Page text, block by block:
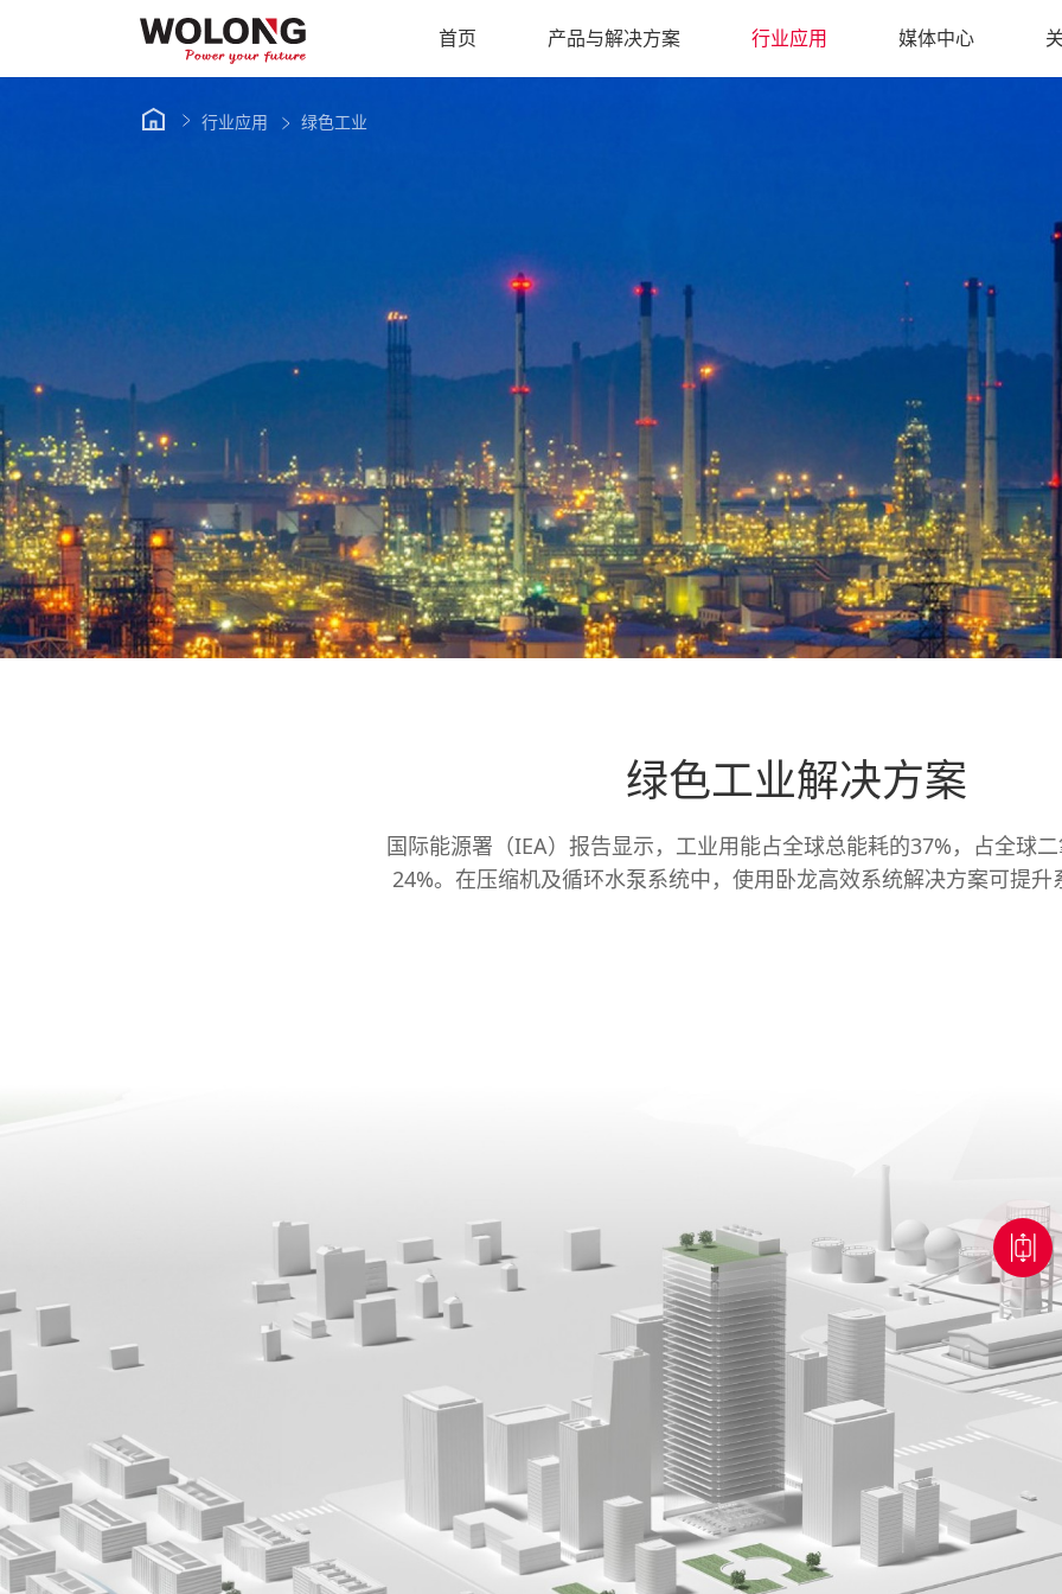
首页 产品与解决方案 行业应用 媒体中心
行业应用 绿色工业
绿色工业解决方案
国际能源署（IEA）报告显示，工业用能占全球总能耗的37%，占全球
24%。在压缩机及循环水泵系统中，使用卧龙高效系统解决方案可提升
余压余热发电解决方案
该系统解决方案可应用于钢铁、冶金、化工、水
泥、油气、电力等行业具有高品位余热余压资
源，开展回收利用发电的场景以及生物质发电等
查看详情
汽改电
电机驱动系统主要有电机、变频器、变压器及控
制系统等组成，取代原系统汽轮机组中汽轮机及
其水、油、汽等系统，结构更加简单，维护更加
查看详情
TYCP5系列低速直驱永磁同步电动机
该系列电机是以永磁驱动和高能效技术为核心的
新型驱动产品，能效等级符合IE5效率，国标一
WD200系列高性能矢量型低压变频器
采用先进的电机控制算法， 支持交流异步电机，
永磁同步电机和同步磁阻电机控制，具有高可
靠， 高性能， 扩展能力强， 支持多传，易组柜
查看详情
WD200系列高性能矢量型低压变频器
采用先进的电机控制算法， 支持交流异步电机，
永磁同步电机和同步磁阻电机控制，具有高可
靠， 高性能， 扩展能力强， 支持多传，易组柜
查看详情